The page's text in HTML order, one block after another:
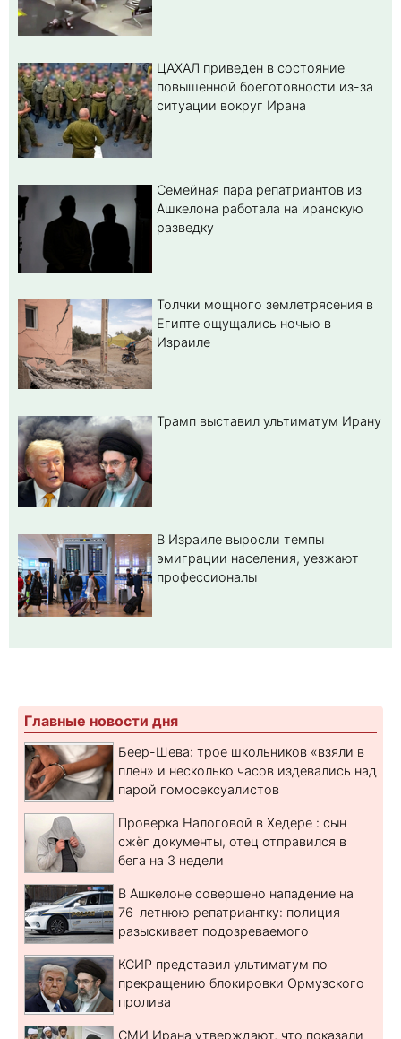
ЦАХАЛ приведен в состояние
повышенной боеготовности из-за
ситуации вокруг Ирана
Семейная пара репатриантов из
Ашкелона работала на иранскую
разведку
Толчки мощного землетрясения в
Египте ощущались ночью в
Израиле
Трамп выставил ультиматум Ирану
В Израиле выросли темпы
эмиграции населения, уезжают
профессионалы
Главные новости дня
Беер-Шева: трое школьников «взяли в
плен» и несколько часов издевались над
парой гомосексуалистов
Проверка Налоговой в Хедере : сын
сжёг документы, отец отправился в
бега на 3 недели
В Ашкелоне совершено нападение на
76-летнюю репатриантку: полиция
разыскивает подозреваемого
КСИР представил ультиматум по
прекращению блокировки Ормузского
пролива
СМИ Ирана утверждают, что показали